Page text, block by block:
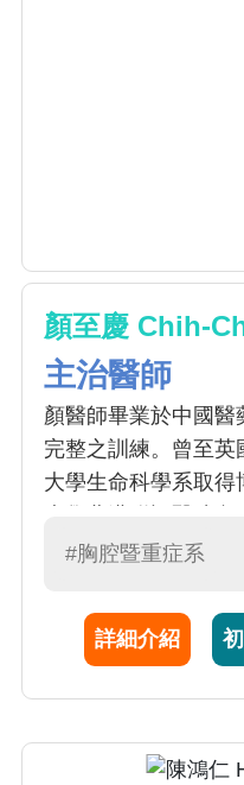
顏至慶 Chih-
主治醫師
顏醫師畢業於中國
完整之訓練。曾至
大學生命科學系取
部教學推動人。其
使用呼吸器及氣切
願意花時間在病患
#胸腔暨重症系
詳細介紹